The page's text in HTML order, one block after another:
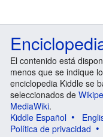
El contenido está
menos que se indique
enciclopedia Kiddle se
seleccionados de
MediaWiki.
Kiddle Español
Política de privacidad